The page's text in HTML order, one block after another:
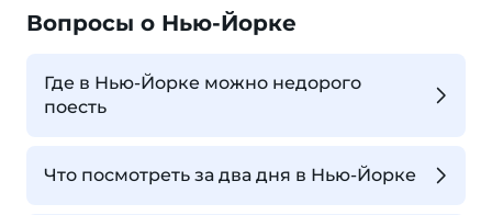
Вопросы о Нью-Йорке
Где в Нью-Йорке можно недорого
поесть
Что посмотреть за два дня в Нью-Йорке